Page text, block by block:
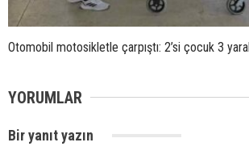
Otomobil motosikletle çarpıştı: 2’si çocuk 3
YORUMLAR
Bir yanıt yazın